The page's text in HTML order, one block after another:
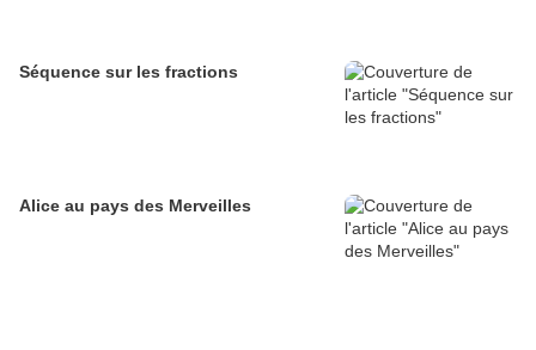
Séquence sur les fractions
Alice au pays des Merveilles